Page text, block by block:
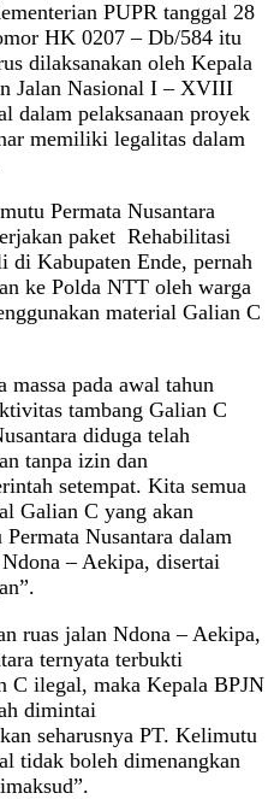
PUPR tanggal 28
HK 0207 – Db/584 itu
dilaksanakan oleh Kepala
Jalan Nasional I – XVIII
dalam pelaksanaan proyek
memiliki legalitas dalam
Permata Nusantara
paket Rehabilitasi
di Kabupaten Ende, pernah
ke Polda NTT oleh warga
material Galian C
pada awal tahun
tambang Galian C
diduga telah
tanpa izin dan
setempat. Kita semua
Galian C yang akan
Nusantara dalam
– Aekipa, disertai
ruas jalan Ndona – Aekipa,
ternyata terbukti
C ilegal, maka Kepala BPJN
dimintai
seharusnya PT. Kelimutu
tidak boleh dimenangkan